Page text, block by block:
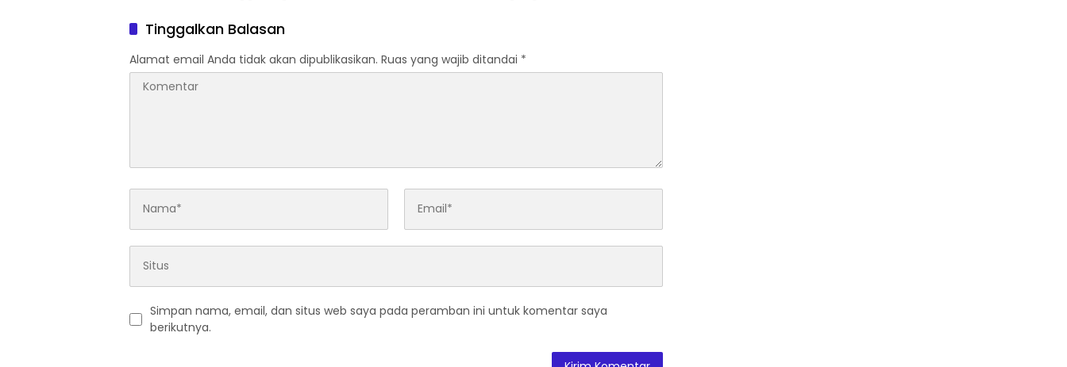
Tinggalkan Balasan
Alamat email Anda tidak akan dipublikasikan. Ruas yang wajib ditandai *
Simpan nama, email, dan situs web saya pada peramban ini untuk komentar saya
berikutnya.